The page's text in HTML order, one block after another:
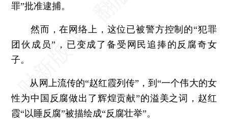
罪”批准逮捕。
然而，在网络上，这位已被警方控制的“犯罪
团伙成员”，已变成了备受网民追捧的反腐奇女
子。
从网上流传的“赵红霞列传”，到“一个伟大的女
性为中国反腐做出了辉煌贡献”的溢美之词，赵红
霞“以睡反腐”被描绘成“反腐壮举”。